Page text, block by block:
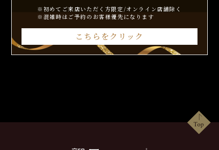
※初めてご来店いただく方限定/オンライン店舗除く
※混雑時はご予約のお客様優先になります
こちらをクリック